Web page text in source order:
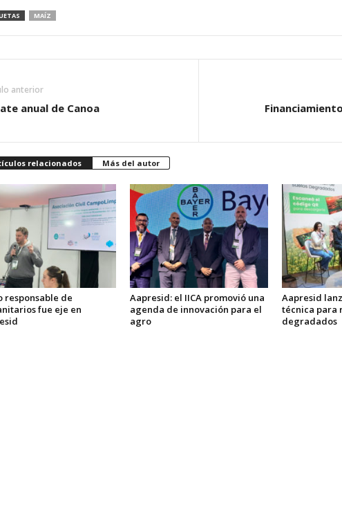
MAÍZ
anterior
anual de Canoa
relacionados Más del autor
responsable de
fue eje en
Aapresid: el IICA promovió una
agenda de innovación para el
agro
Aapresid
técnica para
degradados